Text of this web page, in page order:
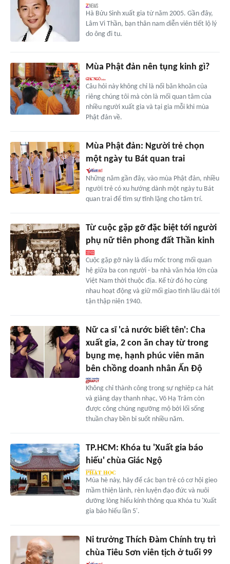
Hà Bửu Sinh xuất gia từ năm 2005. Gần đây,
Lâm Vi Thần, bạn thân nam diễn viên tiết lộ lý
do ông đi tu.
Mùa Phật đản nên tụng kinh gì?
Câu hỏi này không chỉ là nổi băn khoăn của
riêng chúng tôi mà còn là mối quan tâm của
nhiều người xuất gia và tại gia mỗi khi mùa
Phật đản về.
Mùa Phật đản: Người trẻ chọn
một ngày tu Bát quan trai
Những năm gần đây, vào mùa Phật đản, nhiều
người trẻ có xu hướng dành một ngày tu Bát
quan trai để tìm sự tĩnh lặng cho tâm trí.
Từ cuộc gặp gỡ đặc biệt tới người
phụ nữ tiên phong đất Thần kinh
Cuộc gặp gỡ này là dấu mốc trong mối quan
hệ giữa ba con người - ba nhà văn hóa lớn của
Việt Nam thời thuộc địa. Kể từ đó họ cùng
nhau hoạt động và giữ mối giao tình lâu dài tới
tận thập niên 1940.
Nữ ca sĩ 'cả nước biết tên': Cha
xuất gia, 2 con ăn chay từ trong
bụng mẹ, hạnh phúc viên mãn
bên chồng doanh nhân Ấn Độ
Không chỉ thành công trong sự nghiệp ca hát
và giảng dạy thanh nhạc, Võ Hạ Trâm còn
được công chúng ngưỡng mộ bởi lối sống
thuần chay bền bỉ suốt nhiều năm.
TP.HCM: Khóa tu 'Xuất gia báo
hiếu' chùa Giác Ngộ
Mùa hè này, hãy để các bạn trẻ có cơ hội gieo
mầm thiện lành, rèn luyện đạo đức và nuôi
dưỡng lòng hiếu kính thông qua Khóa tu 'Xuất
gia báo hiếu lần 5'.
Ni trưởng Thích Đàm Chính trụ trì
chùa Tiêu Sơn viên tịch ở tuổi 99